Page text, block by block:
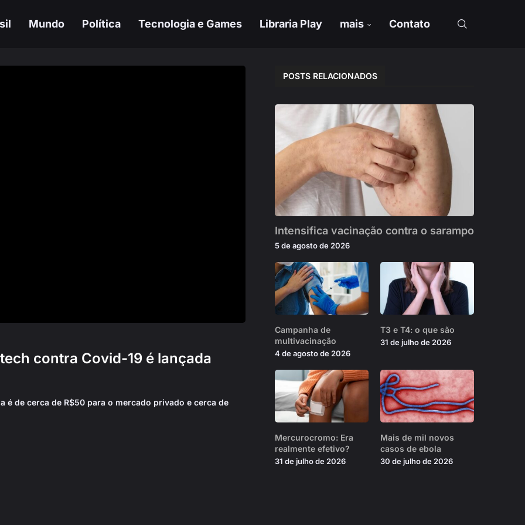
Mundo Política Tecnologia e Games Libraria Play mais Contato
contra Covid-19 é lançada
de cerca de R$50 para o mercado privado e cerca de
POSTS RELACIONADOS
Intensifica vacinação contra o sarampo
5 de agosto de 2026
Campanha de
multivacinação
4 de agosto de 2026
T3 e T4: o que são
31 de julho de 2026
Mercurocromo: Era
realmente efetivo?
31 de julho de 2026
Mais de mil novos
casos de ebola
30 de julho de 2026